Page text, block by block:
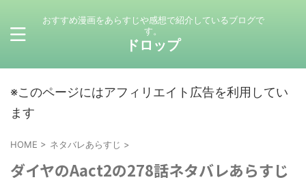
おすすめ漫画をあらすじや感想で紹介しているブログで
す。
ドロップ
※このページにはアフィリエイト広告を利用してい
ます
HOME > ネタバレあらすじ >
ダイヤのAact2の278話ネタバレあらすじ